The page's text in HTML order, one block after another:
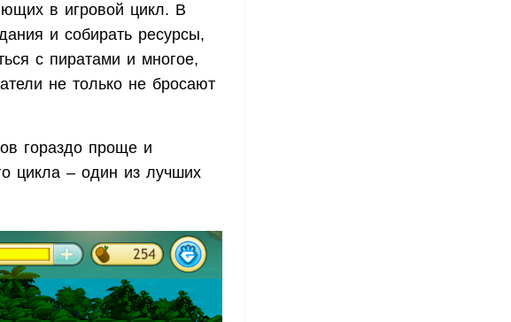
в игровой цикл. В
и собирать ресурсы,
с пиратами и многое,
не только не бросают
гораздо проще и
цикла – один из лучших